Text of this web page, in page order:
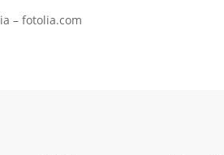
– fotolia.com